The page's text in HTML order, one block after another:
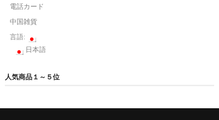
電話カード
中国雑貨
言語:
日本語
人気商品１～５位